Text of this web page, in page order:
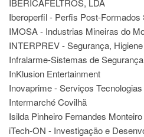
Iberoperfil - Perfis Post-Formados
IMOSA - Industrias Mineiras do
INTERPREV - Segurança,
Infralarme-Sistemas de
InKlusion Entertainment
Inovaprime - Serviços
Intermarché Covilhã
Isilda Pinheiro Fernandes
iTech-ON - Investigação e